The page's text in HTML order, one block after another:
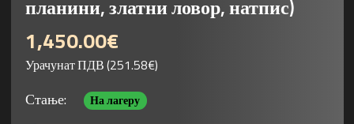
планини, златни ловор, натпис)
1,450.00€
Урачунат ПДВ (251.58€)
Стање: На лагеру